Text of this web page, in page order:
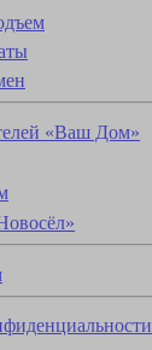
«Ваш Дом»